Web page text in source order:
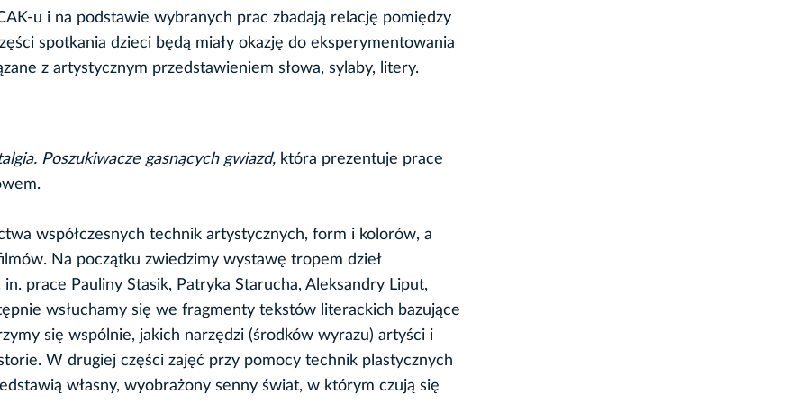
u i na podstawie wybranych prac zbadają relację pomiędzy
spotkania dzieci będą miały okazję do eksperymentowania
z artystycznym przedstawieniem słowa, sylaby, litery.
Poszukiwacze gasnących gwiazd, która prezentuje prace
współczesnych technik artystycznych, form i kolorów, a
Na początku zwiedzimy wystawę tropem dzieł
prace Pauliny Stasik, Patryka Starucha, Aleksandry Liput,
wsłuchamy się we fragmenty tekstów literackich bazujące
się wspólnie, jakich narzędzi (środków wyrazu) artyści i
W drugiej części zajęć przy pomocy technik plastycznych
własny, wyobrażony senny świat, w którym czują się